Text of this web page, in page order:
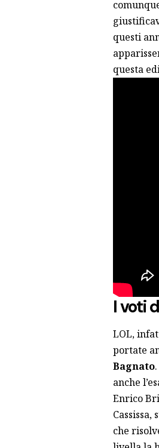
questi
questa
I voti
LOL,
portate
Bagnato
anche
Enrico
che